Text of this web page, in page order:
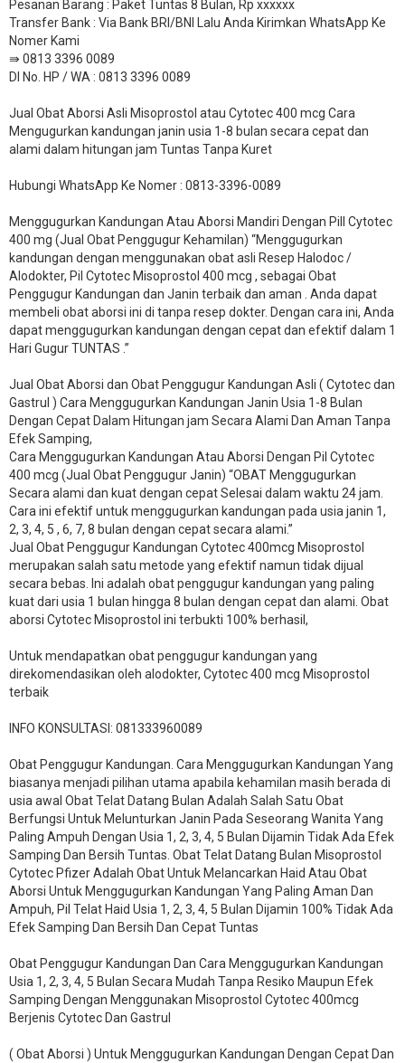
Pesanan Barang : Paket Tuntas 8 Bulan, Rp xxxxxx
​Transfer Bank : Via Bank BRI/BNI Lalu Anda Kirimkan WhatsApp Ke
Nomer Kami
⇛ 0813 3396 0089
DI No. HP / WA : 0813 3396 0089
Jual Obat Aborsi Asli Misoprostol atau Cytotec 400 mcg Cara
Mengugurkan kandungan janin usia 1-8 bulan secara cepat dan
alami dalam hitungan jam Tuntas Tanpa Kuret
Hubungi WhatsApp Ke Nomer : 0813-3396-0089​
Menggugurkan Kandungan Atau Aborsi Mandiri Dengan Pill Cytotec
400 mg (Jual Obat Penggugur Kehamilan) “Menggugurkan
kandungan dengan menggunakan obat asli Resep Halodoc /
Alodokter, Pil Cytotec Misoprostol 400 mcg , sebagai Obat
Penggugur Kandungan dan Janin terbaik dan aman . Anda dapat
membeli obat aborsi ini di tanpa resep dokter. Dengan cara ini, Anda
dapat menggugurkan kandungan dengan cepat dan efektif dalam 1
Hari Gugur TUNTAS .”
Jual Obat Aborsi dan Obat Penggugur Kandungan Asli ( Cytotec dan
Gastrul ) Cara Menggugurkan Kandungan Janin Usia 1-8 Bulan
Dengan Cepat Dalam Hitungan jam Secara Alami Dan Aman Tanpa
Efek Samping,
Cara Menggugurkan Kandungan Atau Aborsi Dengan Pil Cytotec
400 mcg (Jual Obat Penggugur Janin) “OBAT Menggugurkan
Secara alami dan kuat dengan cepat Selesai dalam waktu 24 jam.
Cara ini efektif untuk menggugurkan kandungan pada usia janin 1,
2, 3, 4, 5 , 6, 7, 8 bulan dengan cepat secara alami.”
Jual Obat Penggugur Kandungan Cytotec 400mcg Misoprostol
merupakan salah satu metode yang efektif namun tidak dijual
secara bebas. Ini adalah obat penggugur kandungan yang paling
kuat dari usia 1 bulan hingga 8 bulan dengan cepat dan alami. Obat
aborsi Cytotec Misoprostol ini terbukti 100% berhasil,
Untuk mendapatkan obat penggugur kandungan yang
direkomendasikan oleh alodokter, Cytotec 400 mcg Misoprostol
terbaik
INFO KONSULTASI: 081333960089
​Obat Penggugur Kandungan. Cara Menggugurkan Kandungan Yang
biasanya menjadi pilihan utama apabila kehamilan masih berada di
usia awal Obat Telat Datang Bulan Adalah Salah Satu Obat
Berfungsi Untuk Melunturkan Janin Pada Seseorang Wanita Yang
Paling Ampuh Dengan Usia 1, 2, 3, 4, 5 Bulan Dijamin Tidak Ada Efek
Samping Dan Bersih Tuntas. Obat Telat Datang Bulan Misoprostol
Cytotec Pfizer Adalah Obat Untuk Melancarkan Haid Atau Obat
Aborsi Untuk Menggugurkan Kandungan Yang Paling Aman Dan
Ampuh, Pil Telat Haid Usia 1, 2, 3, 4, 5 Bulan Dijamin 100% Tidak Ada
Efek Samping Dan Bersih Dan Cepat Tuntas
Obat Penggugur Kandungan Dan Cara Menggugurkan Kandungan
Usia 1, 2, 3, 4, 5 Bulan Secara Mudah Tanpa Resiko Maupun Efek
Samping Dengan Menggunakan Misoprostol Cytotec 400mcg
Berjenis Cytotec Dan Gastrul
( Obat Aborsi ) Untuk Menggugurkan Kandungan Dengan Cepat Dan